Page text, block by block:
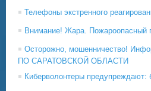
Телефоны экстренного
Внимание! Жара. Пожароопасный
Осторожно, мошенничество!
ПО САРАТОВСКОЙ ОБЛАСТИ
Киберволонтеры предупреждают: